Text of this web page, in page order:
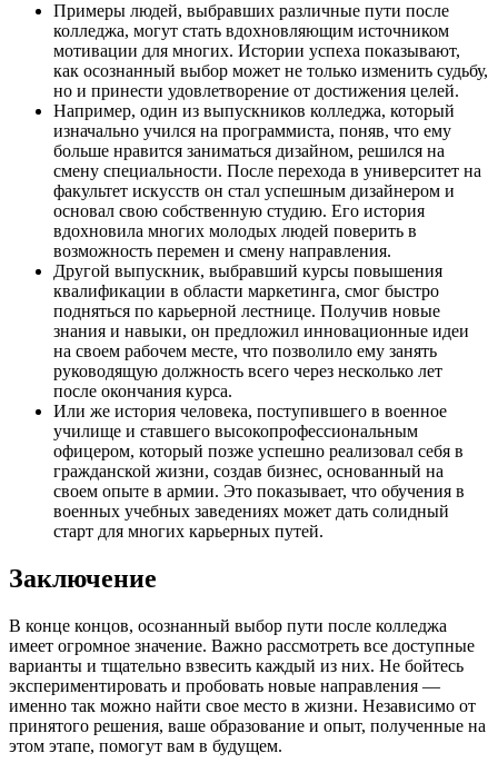
Примеры людей, выбравших различные пути после
колледжа, могут стать вдохновляющим источником
мотивации для многих. Истории успеха показывают,
как осознанный выбор может не только изменить судьбу,
но и принести удовлетворение от достижения целей.
Например, один из выпускников колледжа, который
изначально учился на программиста, поняв, что ему
больше нравится заниматься дизайном, решился на
смену специальности. После перехода в университет на
факультет искусств он стал успешным дизайнером и
основал свою собственную студию. Его история
вдохновила многих молодых людей поверить в
возможность перемен и смену направления.
Другой выпускник, выбравший курсы повышения
квалификации в области маркетинга, смог быстро
подняться по карьерной лестнице. Получив новые
знания и навыки, он предложил инновационные идеи
на своем рабочем месте, что позволило ему занять
руководящую должность всего через несколько лет
после окончания курса.
Или же история человека, поступившего в военное
училище и ставшего высокопрофессиональным
офицером, который позже успешно реализовал себя в
гражданской жизни, создав бизнес, основанный на
своем опыте в армии. Это показывает, что обучения в
военных учебных заведениях может дать солидный
старт для многих карьерных путей.
Заключение
В конце концов, осознанный выбор пути после колледжа
имеет огромное значение. Важно рассмотреть все доступные
варианты и тщательно взвесить каждый из них. Не бойтесь
экспериментировать и пробовать новые направления —
именно так можно найти свое место в жизни. Независимо от
принятого решения, ваше образование и опыт, полученные на
этом этапе, помогут вам в будущем.